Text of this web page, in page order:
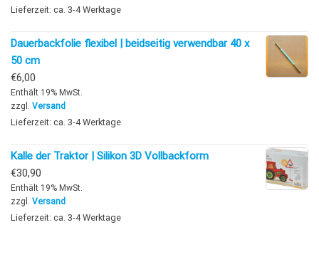
Lieferzeit: ca. 3-4 Werktage
Dauerbackfolie flexibel | beidseitig verwendbar 40 x
50 cm
€6,00
Enthält 19% MwSt.
zzgl. Versand
Lieferzeit: ca. 3-4 Werktage
Kalle der Traktor | Silikon 3D Vollbackform
€30,90
Enthält 19% MwSt.
zzgl. Versand
Lieferzeit: ca. 3-4 Werktage